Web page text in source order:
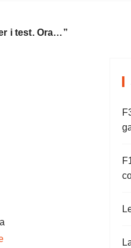
i test. Ora…”